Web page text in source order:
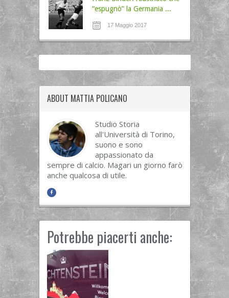
“espugnò” la Germania ...
17 Maggio 2017
ABOUT MATTIA POLICANO
Studio Storia
all'Università di Torino,
suono e sono
appassionato da
sempre di calcio. Magari un giorno farò
anche qualcosa di utile.
Potrebbe piacerti anche: